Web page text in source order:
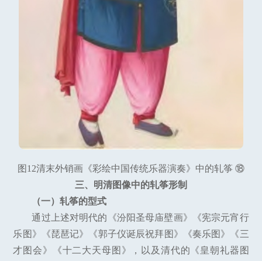
图12清末外销画《彩绘中国传统乐器演奏》中的轧筝 ⑱
三、明清图像中的轧筝形制
（一）轧筝的型式
通过上述对明代的《汾阳圣母庙壁画》《宪宗元宵行
乐图》《琵琶记》《郭子仪诞辰祝拜图》《奏乐图》《三
才图会》《十二大天母图》，以及清代的《皇朝礼器图